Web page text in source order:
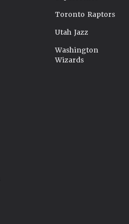
Toronto Raptors
Utah Jazz
Washington
Wizards